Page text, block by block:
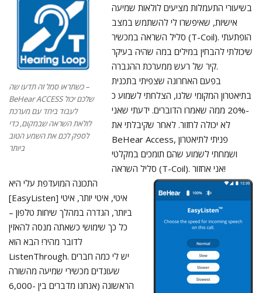
כשתראו סמל זה תדעו שה –
BeHear ACCESS שלכם יכול
לעבוד ביחד עם מערכת
לולאת השראה שבמקום, כדי
לספק לכם את השמע הטוב
ביותר
בשיעורי התעמלות מציעים לולאות שמיעה
אישיות, שאיפשרו לי להשתמש במצב
סליל השראה במכשיר (T-Coil). הופתעתי
שיכולתי להבחין במילים במה שהיה בעיקר
קיר של רעש ממערכת ההגברה.
בפעם האחרונה שצפיתי בתכנית
בתיאטרון המקומי שלנו, הצלחתי לשמוע כ
-20% ממה שאמרו הדוברים. ידעתי שאני
לא יכולה לחזור. לאחר שקיבלתי את
BeHear Access, פניתי לתיאטרון
ושמחתי לשמוע שהם תומכים במקלטי
סליל השראה (T-Coil). אני אחזור!
התכונה המועדפת עלי היא
[EasyListen] איטי, איטי יותר, איטי
ביותר, הגדרה במהלך שיחות טלפון –
כל כך שימושי כשאתה מנסה להאזין
לדובר מהיר! הבא הוא
ListenThrough. יש לי כמה חברים
שעונדים מכשירי שמיעה מהשורה
הראשונה (אנחנו מדברים בין 6,000-